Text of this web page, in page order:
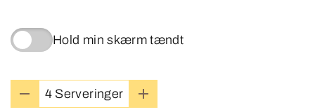
Hold min skærm tændt
4 Serveringer